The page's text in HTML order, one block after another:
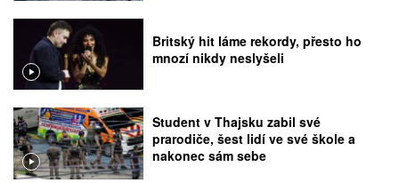
Britský hit láme rekordy, přesto ho
mnozí nikdy neslyšeli
Student v Thajsku zabil své
prarodiče, šest lidí ve své škole a
nakonec sám sebe